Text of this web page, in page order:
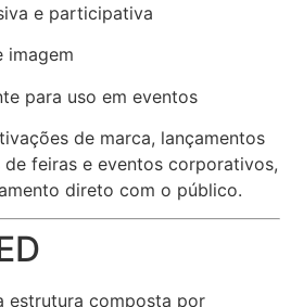
e participativa
imagem
para uso em eventos
de marca, lançamentos
feiras e eventos corporativos,
direto com o público.
estrutura composta por